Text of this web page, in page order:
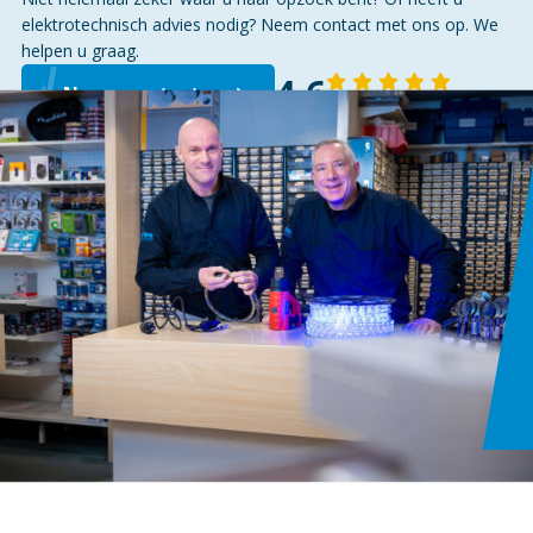
elektrotechnisch advies nodig? Neem contact met ons op. We
helpen u graag.
Neem contact op 4,6 143 reviews